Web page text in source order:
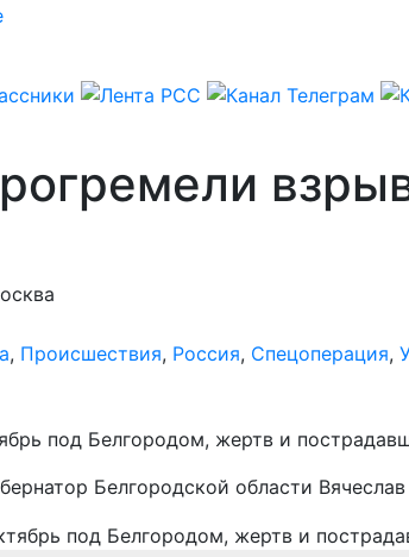
, Происшествия, Россия, Спецоперация,
под Белгородом, жертв и
Белгородской области